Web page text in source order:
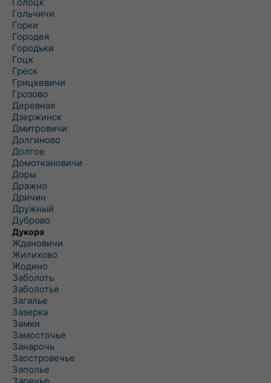
Гольчичи
Горки
Городея
Городьки
Гоцк
Греск
Грицкевичи
Грозово
Деревная
Дзержинск
Дмитровичи
Долгиново
Долгое
Домоткановичи
Доры
Дражно
Дричин
Дружный
Дуброво
Дукора
Ждановичи
Жилихово
Жодино
Заболоть
Заболотье
Загалье
Зазерка
Замки
Замосточье
Занарочь
Заостровечье
Заполье